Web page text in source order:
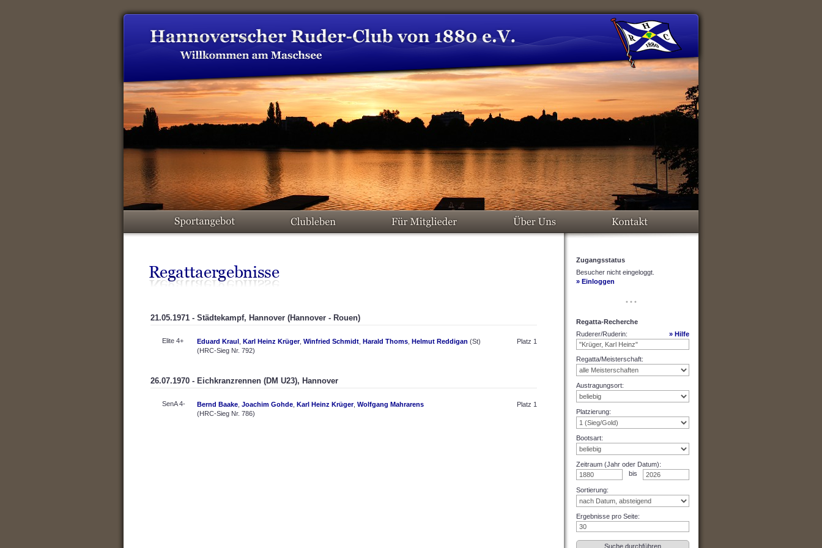
21.05.1971 - Städtekampf, Hannover (Hannover - Rouen)
Elite 4+ Eduard Kraul Karl Heinz Krüger, Winfried Schmidt Harald Thoms Helmut Reddigan (St)
(HRC-Sieg Nr. 792)
Platz 1
26.07.1970 - Eichkranzrennen (DM U23), Hannover
SenA 4- Bernd Baake Joachim Gohde Karl Heinz Krüger, Wolfgang Mahrarens
(HRC-Sieg Nr. 786)
Platz 1
Zugangsstatus
Besucher nicht eingeloggt.
» Einloggen
• • •
Regatta-Recherche
» Hilfe
Ruderer/Ruderin:
Regatta/Meisterschaft:
Austragungsort:
Platzierung:
Bootsart:
Zeitraum (Jahr oder Datum):
bis
Sortierung:
Ergebnisse pro Seite: